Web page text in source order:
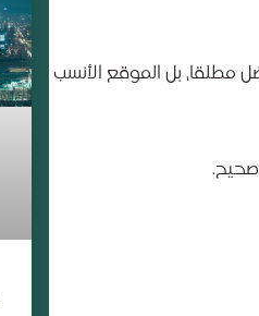
مطلقا، بل الموقع الأنسب
صحيح.